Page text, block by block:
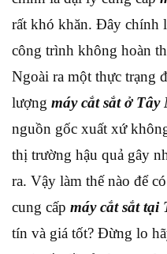
rất khó khăn. Đây chính
công trình không hoàn
Ngoài ra một thực trạng
lượng máy cắt sắt ở Tây
nguồn gốc xuất xứ
thị trường hậu quả gây
ra. Vậy làm thế nào để
cung cấp máy cắt sắt tại
tín và giá tốt? Đừng lo